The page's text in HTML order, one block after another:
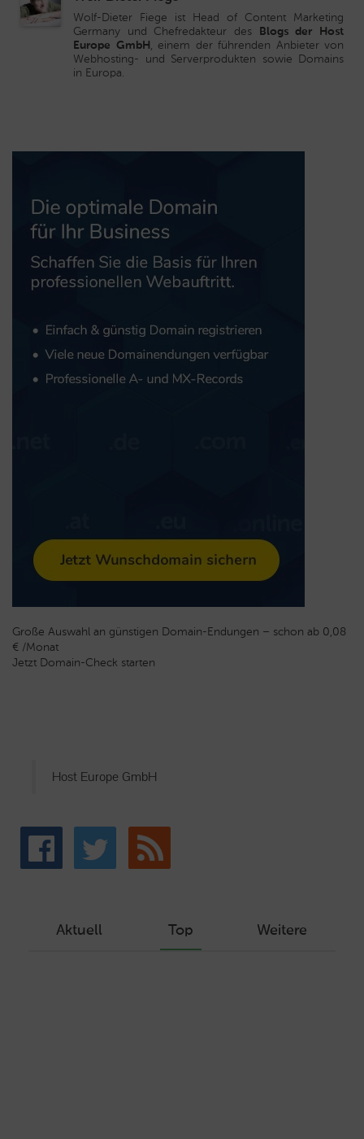
Wolf-Dieter Fiege ist Head of Content Marketing
Germany und Chefredakteur des Blogs der Host
Europe GmbH, einem der führenden Anbieter von
Webhosting- und Serverprodukten sowie Domains
in Europa.
Große Auswahl an günstigen Domain-Endungen – schon ab 0,08
€ /Monat
Jetzt Domain-Check starten
Host Europe GmbH
Aktuell Top Weitere